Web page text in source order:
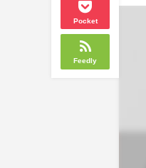
Pocket
Feedly